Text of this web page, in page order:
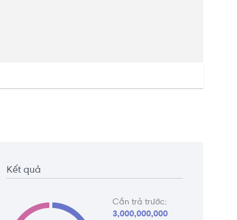
Kết quả
Cần trả trước:
3,000,000,000